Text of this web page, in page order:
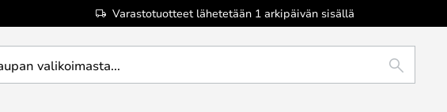
Varastotuotteet lähetetään 1 arkipäivän sisällä
ETSI